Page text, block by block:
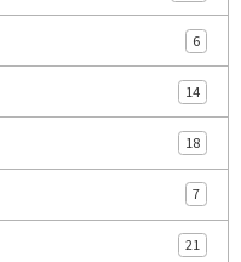
6
14
18
7
21